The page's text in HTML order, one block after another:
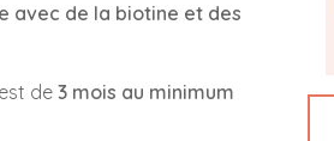
avec de la biotine et des
de 3 mois au minimum